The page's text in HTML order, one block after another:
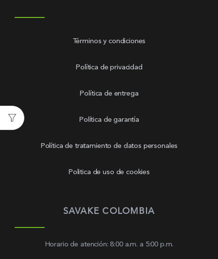
Términos y condiciones
Política de privacidad
Política de entrega
Política de garantía
Política de tratamiento de datos personales
Politica de uso de cookies
SAVAKE COLOMBIA
Horario de atención: 8:00 a.m. a 5:00 p.m.